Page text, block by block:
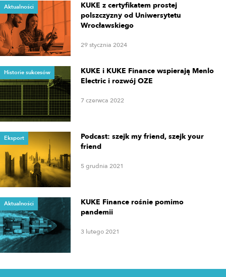
Aktualności
KUKE z certyfikatem prostej
polszczyzny od Uniwersytetu
Wrocławskiego
29 stycznia 2024
Historie sukcesów
KUKE i KUKE Finance wspierają Menlo
Electric i rozwój OZE
7 czerwca 2022
Eksport
Podcast: szejk my friend, szejk your
friend
5 grudnia 2021
Aktualności
KUKE Finance rośnie pomimo
pandemii
3 lutego 2021